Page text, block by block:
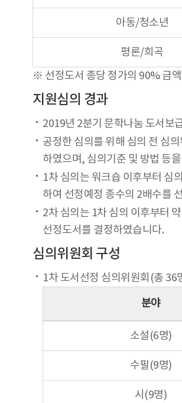
아동/청소년
평론/희곡
※ 선정도서 종당 정가의 90% 금
지원심의 경과
2019년 2분기 문학나눔 도서보
공정한 심의를 위해 심의 전 심
하였으며, 심의기준 및 방법 등
1차 심의는 워크숍 이후부터 심
하여 선정예정 종수의 2배수를
2차 심의는 1차 심의 이후부터
선정도서를 결정하였습니다.
심의위원회 구성
1차 도서선정 심의위원회(총 36
분야
소설(6명)
수필(9명)
시(9명)